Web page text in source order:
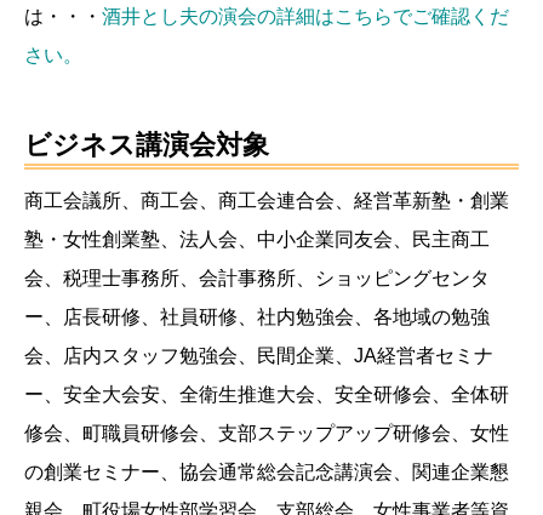
は・・・ 酒井とし夫の演会の詳細はこちらでご確認くだ
さい。
ビジネス講演会対象
商工会議所、商工会、商工会連合会、経営革新塾・創業
塾・女性創業塾、法人会、中小企業同友会、民主商工
会、税理士事務所、会計事務所、ショッピングセンタ
ー、店長研修、社員研修、社内勉強会、各地域の勉強
会、店内スタッフ勉強会、民間企業、JA経営者セミナ
ー、安全大会安、全衛生推進大会、安全研修会、全体研
修会、町職員研修会、支部ステップアップ研修会、女性
の創業セミナー、協会通常総会記念講演会、関連企業懇
親会、町役場女性部学習会、支部総会、女性事業者等資